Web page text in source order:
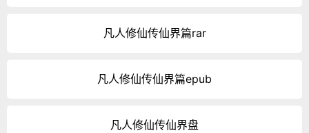
凡人修仙传仙界篇rar
凡人修仙传仙界篇epub
凡人修仙传仙界盘